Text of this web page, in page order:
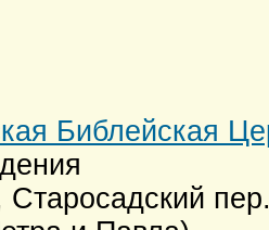
Библейская
Старосадский